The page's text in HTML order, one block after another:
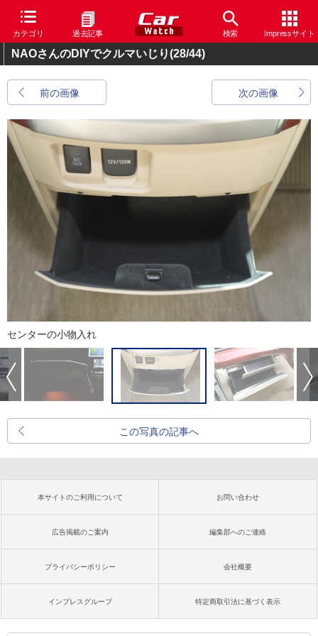
カテゴリ 過去記事 検索 Impressサイト
NAOさんのDIYでクルマいじり(28/44)
前の画像 次の画像
センターの小物入れ
この写真の記事へ
本サイトのご利用について お問い合わせ
広告掲載のご案内 編集部へのご連絡
プライバシーポリシー 会社概要
インプレスグループ 特定商取引法に基づく表示